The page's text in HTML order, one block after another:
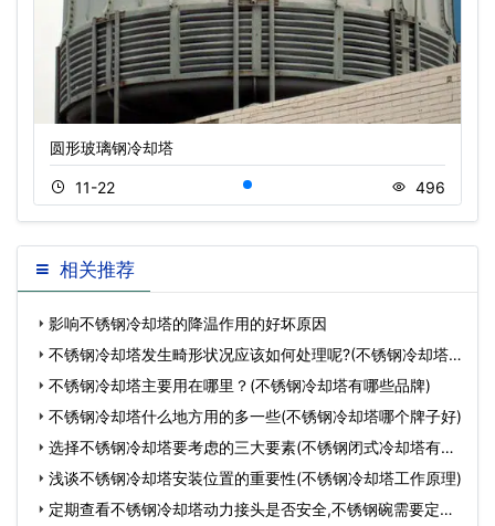
圆形玻璃钢冷却塔
11-22 496
相关推荐
影响不锈钢冷却塔的降温作用的好坏原因
不锈钢冷却塔发生畸形状况应该如何处理呢?(不锈钢冷却塔
特 不锈钢冷却塔主要用在哪里？(不锈钢冷却塔有哪些品牌)
不锈钢冷却塔什么地方用的多一些(不锈钢冷却塔哪个牌子好)
选择不锈钢冷却塔要考虑的三大要素(不锈钢闭式冷却塔有哪
些 浅谈不锈钢冷却塔安装位置的重要性(不锈钢冷却塔工作原理)
定期查看不锈钢冷却塔动力接头是否安全,不锈钢碗需要定期